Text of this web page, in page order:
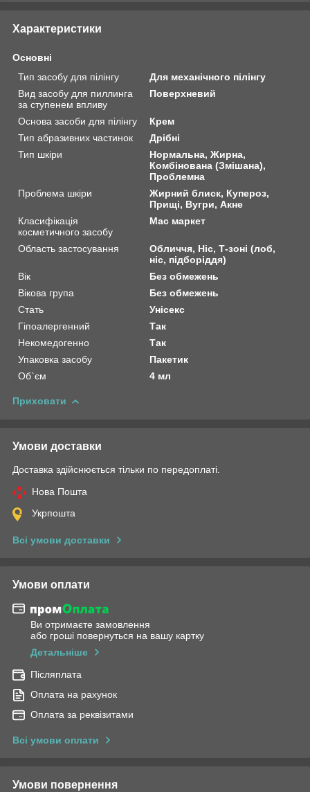
Характеристики
Основні
Тип засобу для пілінгу
Для механічного пілінгу
Вид засобу для пиллинга
за ступенем впливу
Поверхневий
Основа засоби для пілінгу
Крем
Тип абразивних частинок
Дрібні
Тип шкіри
Нормальна, Жирна,
Комбінована (Змішана),
Проблемна
Проблема шкіри
Жирний блиск, Купероз,
Прищі, Вугри, Акне
Класифікація
косметичного засобу
Мас маркет
Область застосування
Обличчя, Ніс, Т-зоні (лоб,
ніс, підборіддя)
Вік
Без обмежень
Вікова група
Без обмежень
Стать
Унісекс
Гіпоалергенний
Так
Некомедогенно
Так
Упаковка засобу
Пакетик
Об`єм
4 мл
Приховати
Умови доставки
Доставка здійснюється тільки по передоплаті.
Нова Пошта
Укрпошта
Всі умови доставки
Умови оплати
Ви отримаєте замовлення
або гроші повернуться на вашу картку
Детальніше
Післяплата
Оплата на рахунок
Оплата за реквізитами
Всі умови оплати
Умови повернення